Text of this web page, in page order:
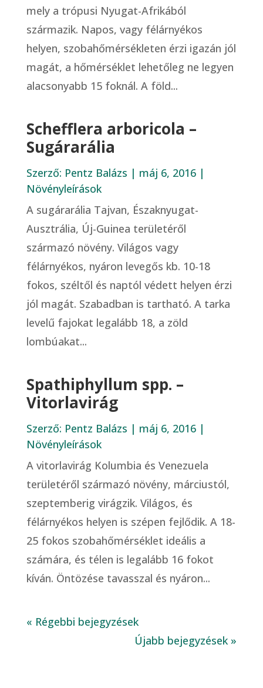
mely a trópusi Nyugat-Afrikából
származik. Napos, vagy félárnyékos
helyen, szobahőmérsékleten érzi igazán jól
magát, a hőmérséklet lehetőleg ne legyen
alacsonyabb 15 foknál. A föld...
Schefflera arboricola –
Sugárarália
Szerző: Pentz Balázs | máj 6, 2016|
Növényleírások
A sugárarália Tajvan, Északnyugat-
Ausztrália, Új-Guinea területéről
származó növény. Világos vagy
félárnyékos, nyáron levegős kb. 10-18
fokos, széltől és naptól védett helyen érzi
jól magát. Szabadban is tartható. A tarka
levelű fajokat legalább 18, a zöld
lombúakat...
Spathiphyllum spp. –
Vitorlavirág
Szerző: Pentz Balázs | máj 6, 2016|
Növényleírások
A vitorlavirág Kolumbia és Venezuela
területéről származó növény, márciustól,
szeptemberig virágzik. Világos, és
félárnyékos helyen is szépen fejlődik. A 18-
25 fokos szobahőmérséklet ideális a
számára, és télen is legalább 16 fokot
kíván. Öntözése tavasszal és nyáron...
« Régebbi bejegyzések
Újabb bejegyzések »